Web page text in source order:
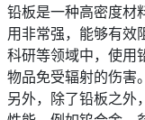
铅板是一种高密度材
用非常强，能够有效
科研等领域中，使用
物品免受辐射的伤害。
另外，除了铅板之外